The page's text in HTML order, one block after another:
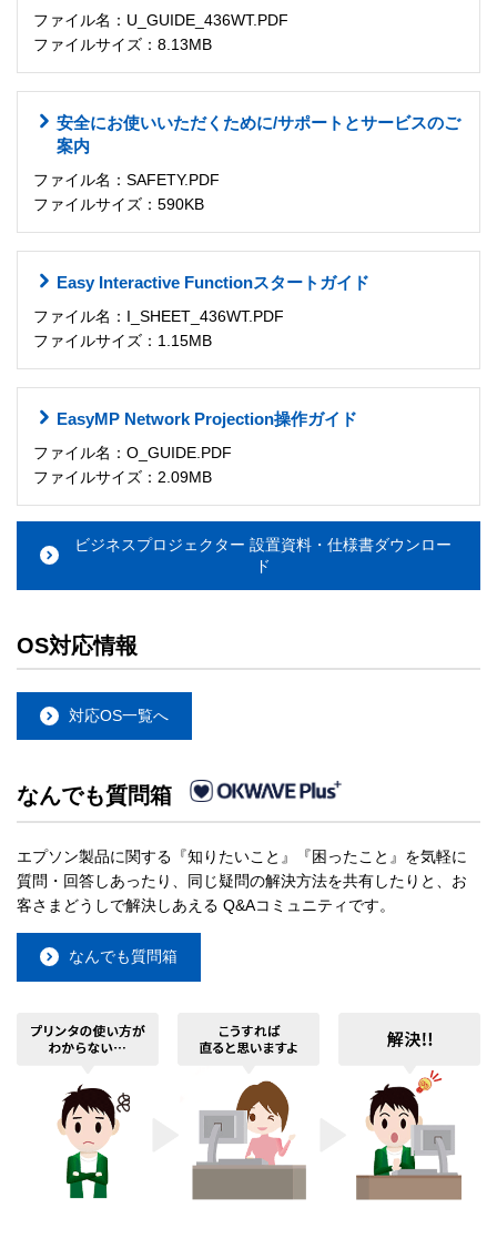
ファイル名：U_GUIDE_436WT.PDF
ファイルサイズ：8.13MB
安全にお使いいただくために/サポートとサービスのご
案内
ファイル名：SAFETY.PDF
ファイルサイズ：590KB
Easy Interactive Functionスタートガイド
ファイル名：I_SHEET_436WT.PDF
ファイルサイズ：1.15MB
EasyMP Network Projection操作ガイド
ファイル名：O_GUIDE.PDF
ファイルサイズ：2.09MB
ビジネスプロジェクター 設置資料・仕様書ダウンロー
ド
OS対応情報
対応OS一覧へ
なんでも質問箱
エプソン製品に関する『知りたいこと』『困ったこと』を気軽に
質問・回答しあったり、同じ疑問の解決方法を共有したりと、お
客さまどうしで解決しあえる Q&Aコミュニティです。
なんでも質問箱